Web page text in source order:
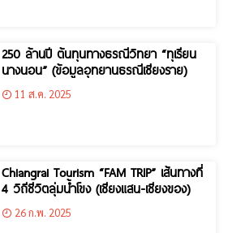
250 ล้านปี ต้นทุนทางธรณีวิทยา “ทุเรียน
นางนอน” (ข้อมูลอุทยานธรณีเชียงราย)
11 ส.ค. 2025
Chiangrai Tourism “FAM TRIP” เส้นทางที่
4 วิถีชีวิตลุ่มน้ำโขง (เชียงแสน-เชียงของ)
26 ก.พ. 2025